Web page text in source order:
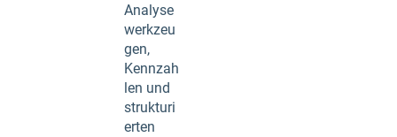
Analyse
werkzeu
gen,
Kennzah
len und
strukturi
erten